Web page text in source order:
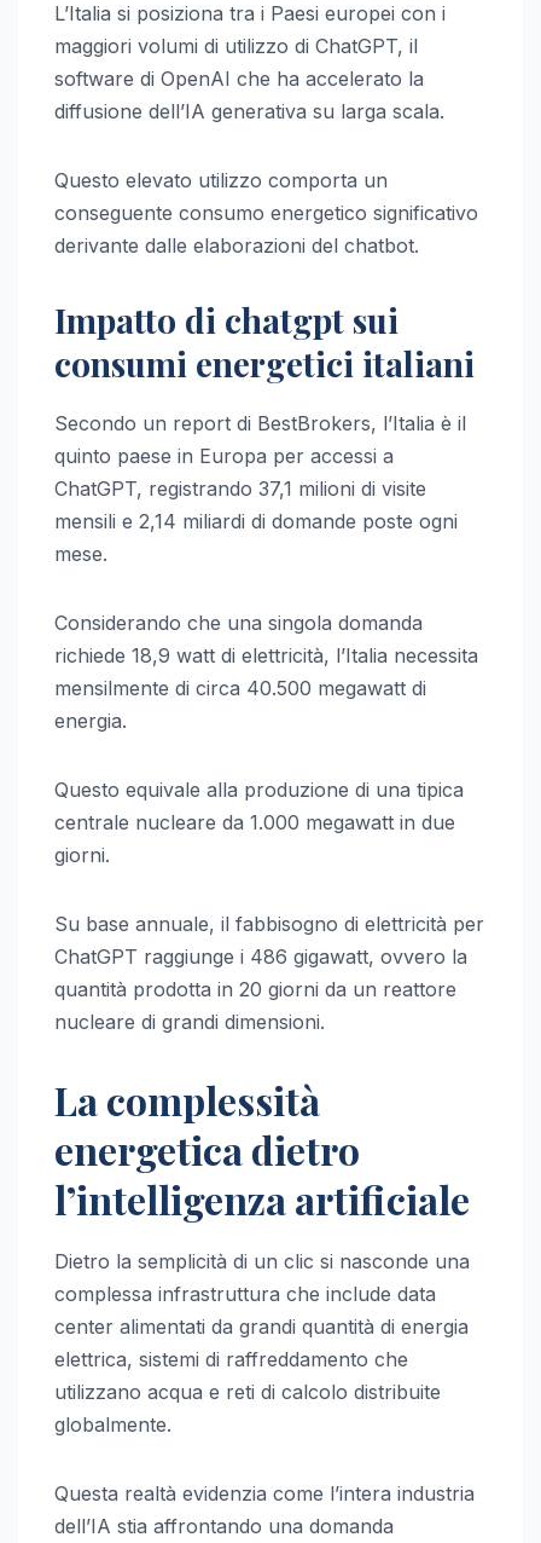
L’Italia si posiziona tra i Paesi europei con i
maggiori volumi di utilizzo di ChatGPT, il
software di OpenAI che ha accelerato la
diffusione dell’IA generativa su larga scala.
Questo elevato utilizzo comporta un
conseguente consumo energetico significativo
derivante dalle elaborazioni del chatbot.
Impatto di chatgpt sui
consumi energetici italiani
Secondo un report di BestBrokers, l’Italia è il
quinto paese in Europa per accessi a
ChatGPT, registrando 37,1 milioni di visite
mensili e 2,14 miliardi di domande poste ogni
mese.
Considerando che una singola domanda
richiede 18,9 watt di elettricità, l’Italia necessita
mensilmente di circa 40.500 megawatt di
energia.
Questo equivale alla produzione di una tipica
centrale nucleare da 1.000 megawatt in due
giorni.
Su base annuale, il fabbisogno di elettricità per
ChatGPT raggiunge i 486 gigawatt, ovvero la
quantità prodotta in 20 giorni da un reattore
nucleare di grandi dimensioni.
La complessità
energetica dietro
l’intelligenza artificiale
Dietro la semplicità di un clic si nasconde una
complessa infrastruttura che include data
center alimentati da grandi quantità di energia
elettrica, sistemi di raffreddamento che
utilizzano acqua e reti di calcolo distribuite
globalmente.
Questa realtà evidenzia come l’intera industria
dell’IA stia affrontando una domanda